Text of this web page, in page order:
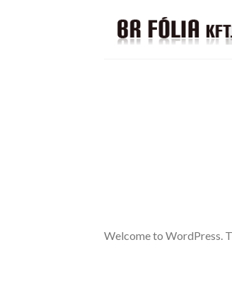
Welcome to WordPress.